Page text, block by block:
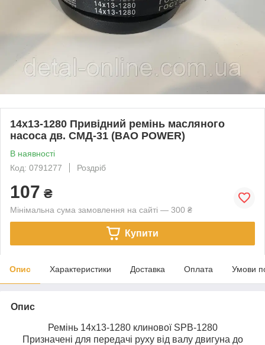
14х13-1280 Привідний ремінь масляного
насоса дв. СМД-31 (BAO POWER)
В наявності
Код: 0791277
Роздріб
107 ₴
Мінімальна сума замовлення на сайті — 300 ₴
Купити
Опис Характеристики Доставка Оплата Умови
Опис
Ремінь 14х13-1280 клинової SPB-1280
Призначені для передачі руху від валу двигуна до